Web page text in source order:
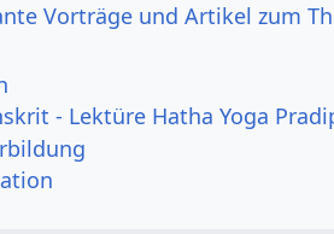
Vorträge und Artikel zum
- Lektüre Hatha Yoga